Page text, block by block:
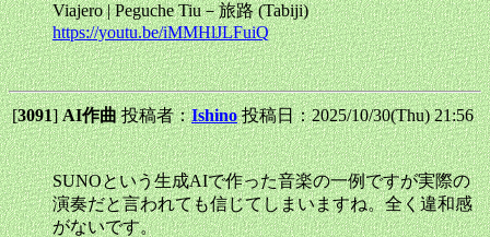
Viajero | Peguche Tiu－旅路 (Tabiji)
https://youtu.be/iMMHlJLFuiQ
[3091]AI作曲投稿者：Ishino 投稿日：2025/10/30(Thu) 21:56
SUNOという生成AIで作った音楽の一例ですが実際の
演奏だと言われても信じてしまいますね。全く違和感
がないです。